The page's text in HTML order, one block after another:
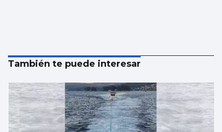
También te puede interesar